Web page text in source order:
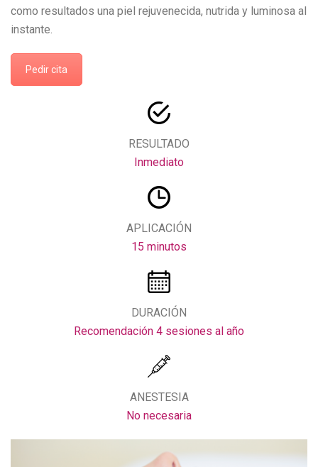
como resultados una piel rejuvenecida, nutrida y luminosa al
instante.
Pedir cita
RESULTADO
Inmediato
APLICACIÓN
15 minutos
DURACIÓN
Recomendación 4 sesiones al año
ANESTESIA
No necesaria